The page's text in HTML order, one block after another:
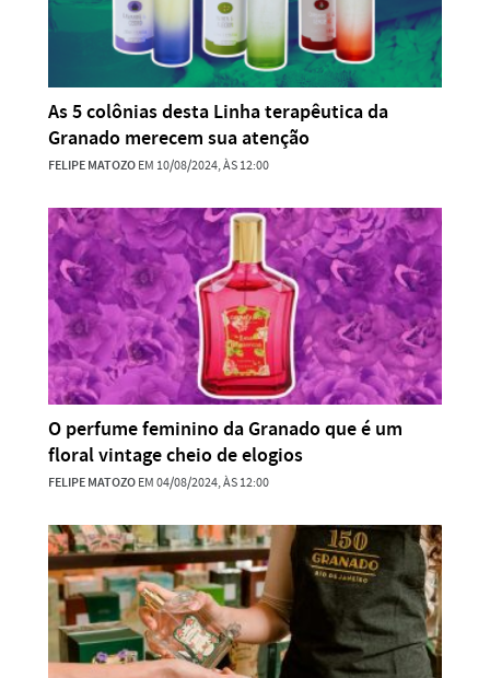
As 5 colônias desta Linha terapêutica da
Granado merecem sua atenção
FELIPE MATOZOEM 10/08/2024, ÀS 12:00
O perfume feminino da Granado que é um
floral vintage cheio de elogios
FELIPE MATOZOEM 04/08/2024, ÀS 12:00